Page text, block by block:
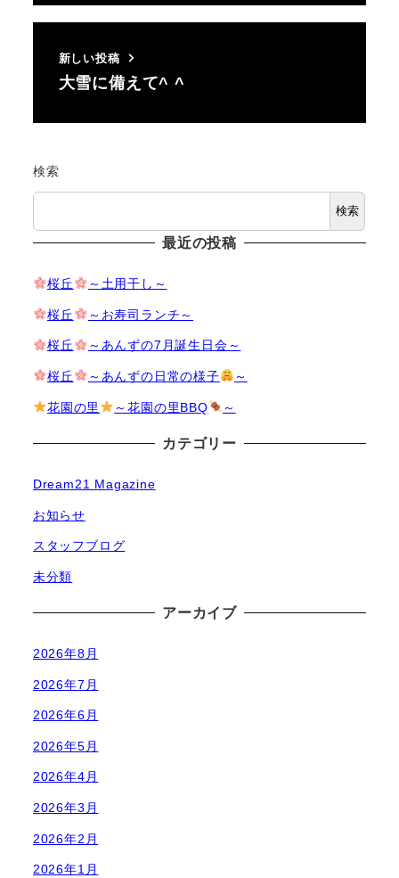
新しい投稿
大雪に備えて^ ^
検索
検索
最近の投稿
桜丘 ～土用干し～
桜丘 ～お寿司ランチ～
桜丘 ～あんずの7月誕生日会～
桜丘 ～あんずの日常の様子 ～
花園の里 ～花園の里BBQ ～
カテゴリー
Dream21 Magazine
お知らせ
スタッフブログ
未分類
アーカイブ
2026年8月
2026年7月
2026年6月
2026年5月
2026年4月
2026年3月
2026年2月
2026年1月